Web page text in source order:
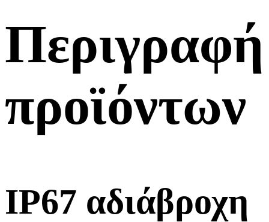
Περιγραφή
προϊόντων
IP67 αδιάβροχη